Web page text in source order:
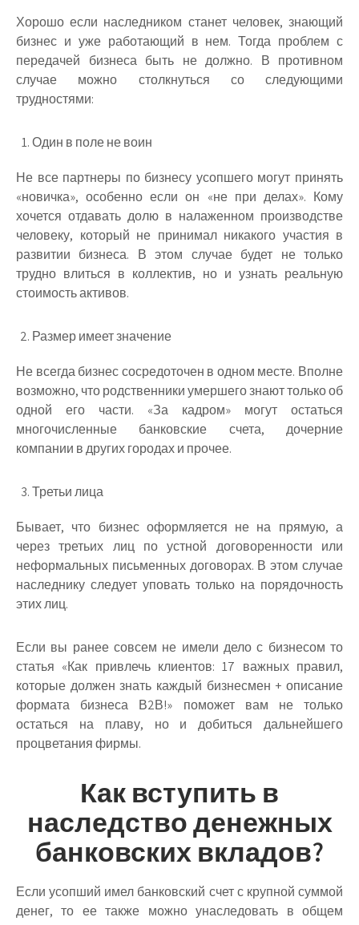
Хорошо если наследником станет человек, знающий
бизнес и уже работающий в нем. Тогда проблем с
передачей бизнеса быть не должно. В противном
случае можно столкнуться со следующими
трудностями:
Один в поле не воин
Не все партнеры по бизнесу усопшего могут принять
«новичка», особенно если он «не при делах». Кому
хочется отдавать долю в налаженном производстве
человеку, который не принимал никакого участия в
развитии бизнеса. В этом случае будет не только
трудно влиться в коллектив, но и узнать реальную
стоимость активов.
Размер имеет значение
Не всегда бизнес сосредоточен в одном месте. Вполне
возможно, что родственники умершего знают только об
одной его части. «За кадром» могут остаться
многочисленные банковские счета, дочерние
компании в других городах и прочее.
Третьи лица
Бывает, что бизнес оформляется не на прямую, а
через третьих лиц по устной договоренности или
неформальных письменных договорах. В этом случае
наследнику следует уповать только на порядочность
этих лиц.
Если вы ранее совсем не имели дело с бизнесом то
статья «Как привлечь клиентов: 17 важных правил,
которые должен знать каждый бизнесмен + описание
формата бизнеса В2В!» поможет вам не только
остаться на плаву, но и добиться дальнейшего
процветания фирмы.
Как вступить в
наследство денежных
банковских вкладов?
Если усопший имел банковский счет с крупной суммой
денег, то ее также можно унаследовать в общем